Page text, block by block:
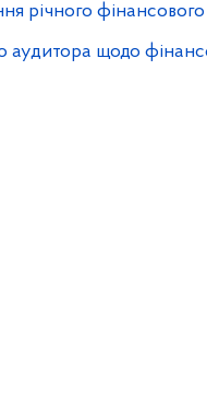
річного
аудитора щодо